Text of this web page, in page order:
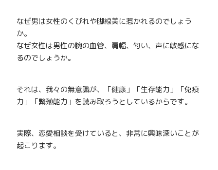
なぜ男は女性のくびれや脚線美に惹かれるのでしょう
か。
なぜ女性は男性の腕の血管、 肩幅、匂い、声に敏感にな
るのでしょうか。
それは、我々の無意識が、「健康」「生存能力」「免疫
力」「繁殖能力」を読み取ろうとしているからです。
実際、恋愛相談を受けていると、 非常に興味深いことが
起こります。